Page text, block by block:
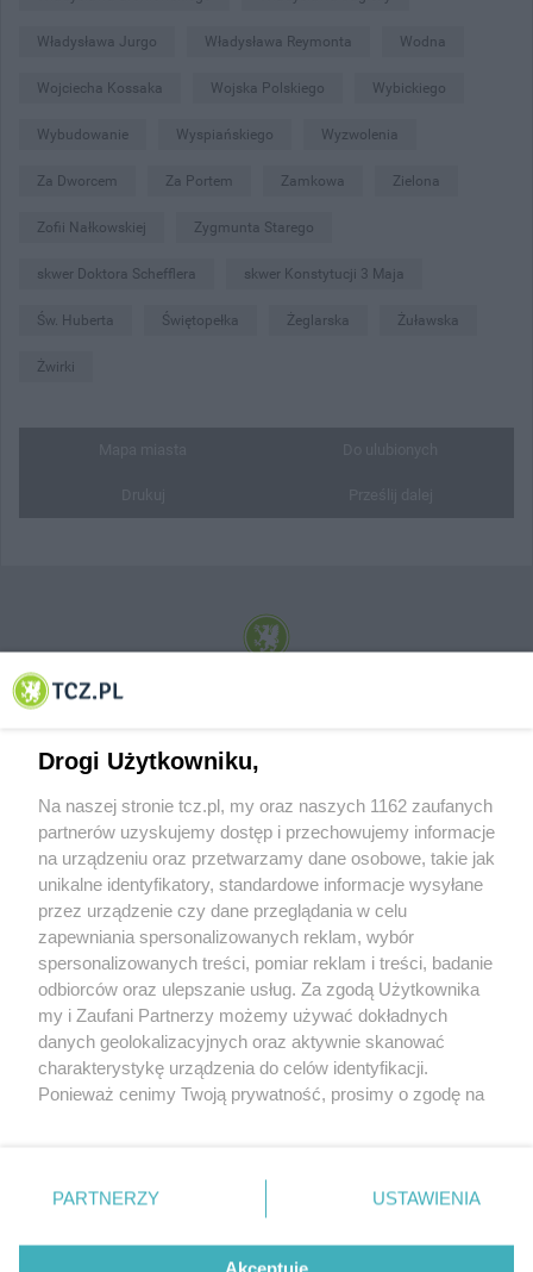
Władysława Jurgo Władysława Reymonta Wodna
Wojciecha Kossaka Wojska Polskiego Wybickiego
Wybudowanie Wyspiańskiego Wyzwolenia
Za Dworcem Za Portem Zamkowa Zielona
Zofii Nałkowskiej Zygmunta Starego
skwer Doktora Schefflera skwer Konstytucji 3 Maja
Św. Huberta Świętopełka Żeglarska Żuławska
Żwirki
© 2001-2026 Tczew - TCZ.PL Sp. z o.o. Internetowy Serwis Informacyjny Miasta
O FIRMIE POLITYKA PRYWATNOŚCI HOSTING
REKLAMA WSPÓŁPRACA RSS FACEBOOK KONTAKT
Nasze serwisy
Aktualności
Tcz24
Historia miasta
Muzyka i kultura
Archiwum wydarzeń
Zdjęcia miasta
Drogi Użytkowniku,
Na naszej stronie tcz.pl, my oraz naszych 1162 zaufanych
partnerów uzyskujemy dostęp i przechowujemy informacje
na urządzeniu oraz przetwarzamy dane osobowe, takie jak
unikalne identyfikatory, standardowe informacje wysyłane
przez urządzenie czy dane przeglądania w celu
zapewniania spersonalizowanych reklam, wybór
spersonalizowanych treści, pomiar reklam i treści, badanie
odbiorców oraz ulepszanie usług. Za zgodą Użytkownika
my i Zaufani Partnerzy możemy używać dokładnych
danych geolokalizacyjnych oraz aktywnie skanować
charakterystykę urządzenia do celów identyfikacji.
Ponieważ cenimy Twoją prywatność, prosimy o zgodę na
znajdujący się w lewym dolnym rogu strony
. Niektóre
PARTNERZY USTAWIENIA
Akceptuję